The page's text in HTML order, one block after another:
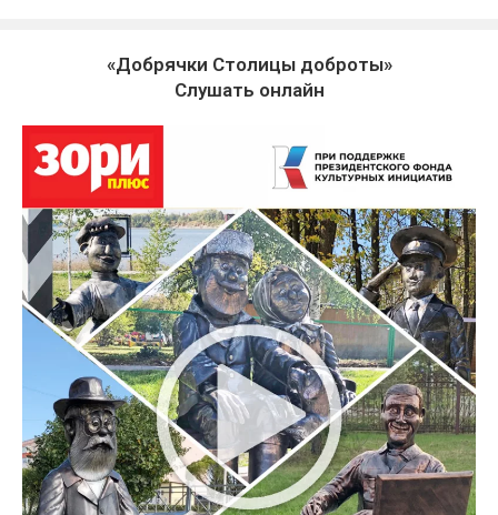
«Добрячки Столицы доброты»
Слушать онлайн